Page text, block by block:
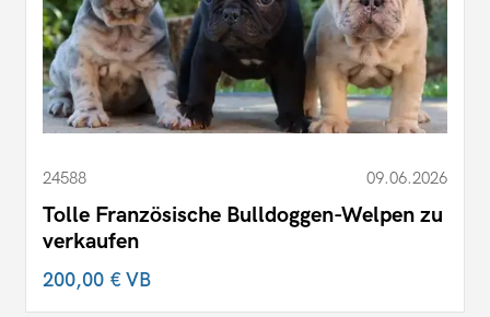
24588 09.06.2026
Tolle Französische Bulldoggen-Welpen zu
verkaufen
200,00 €VB